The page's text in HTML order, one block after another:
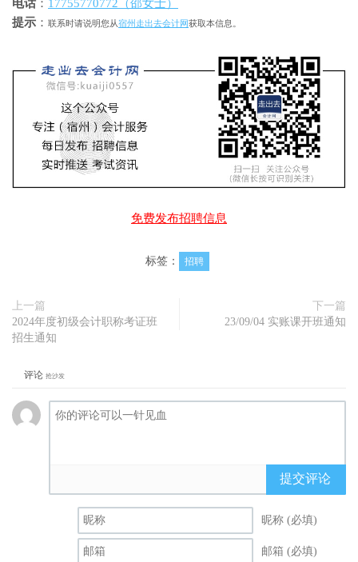
电话 ： 17755770772（邵女士）
提示 ： 联系时请说明您从宿州走出去会计网获取本信息。
免费发布招聘信息
标签： 招聘
上一篇
2024年度初级会计职称考证班
招生通知
下一篇
23/09/04 实账课开班通知
评论 抢沙发
提交评论
昵称 (必填)
邮箱 (必填)